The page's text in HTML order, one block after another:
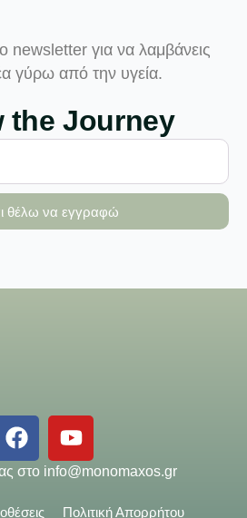
newsletter για να λαμβάνεις
γύρω από την υγεία.
the Journey
θέλω να εγγραφώ
στο info@monomaxos.gr
Πολιτική Απορρήτου